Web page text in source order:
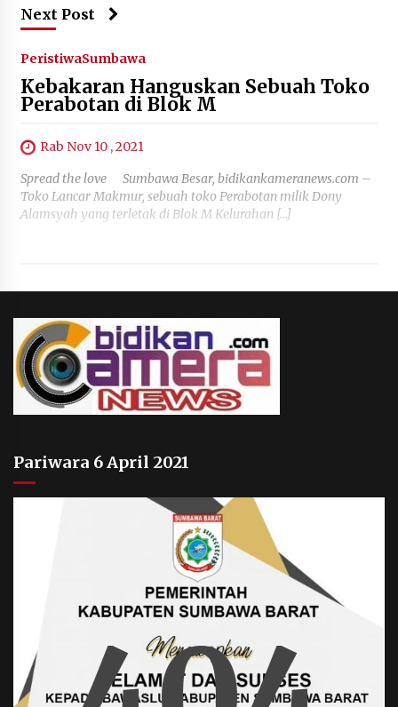
Next Post
PeristiwaSumbawa
Kebakaran Hanguskan Sebuah Toko
Perabotan di Blok M
Rab Nov 10 , 2021
Spread the love Sumbawa Besar, bidikankameranews.com –
Toko Lancar Makmur, sebuah toko Perabotan milik Dony
Alamsyah yang terletak di Blok M Kelurahan […]
Pariwara 6 April 2021